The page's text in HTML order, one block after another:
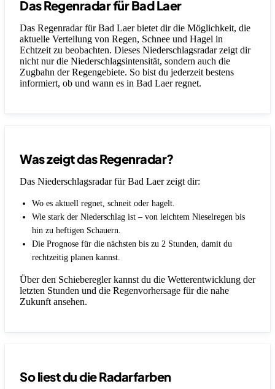
Das Regenradar für Bad Laer
Das Regenradar für Bad Laer bietet dir die Möglichkeit, die
aktuelle Verteilung von Regen, Schnee und Hagel in
Echtzeit zu beobachten. Dieses Niederschlagsradar zeigt dir
nicht nur die Niederschlagsintensität, sondern auch die
Zugbahn der Regengebiete. So bist du jederzeit bestens
informiert, ob und wann es in Bad Laer regnet.
Was zeigt das Regenradar?
Das Niederschlagsradar für Bad Laer zeigt dir:
Wo es aktuell regnet, schneit oder hagelt.
Wie stark der Niederschlag ist – von leichtem Nieselregen bis
hin zu heftigen Schauern.
Die Prognose für die nächsten bis zu 2 Stunden, damit du
rechtzeitig planen kannst.
Über den Schieberegler kannst du die Wetterentwicklung der
letzten Stunden und die Regenvorhersage für die nahe
Zukunft ansehen.
So liest du die Radarfarben